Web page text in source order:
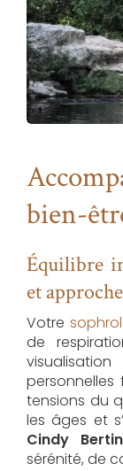
bien-
Équilibre
et
Votre
de
tensions du
les âges et
Cindy Bertin
sérénité, de